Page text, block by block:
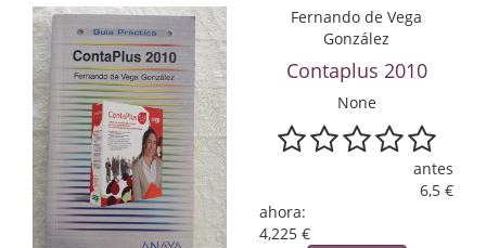
Filosofía
Física y Química
Física y química
Guerra Civil Española
Historia
historia
Fernando de Vega
González
Contaplus 2010
None
antes
6,5 €
ahora:
4,225 €